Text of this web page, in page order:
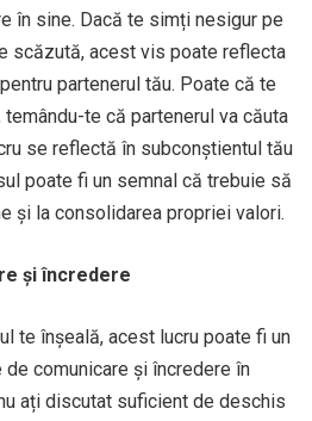
în sine. Dacă te simți nesigur pe
scăzută, acest vis poate reflecta
partenerul tău. Poate că te
te că partenerul va căuta
se reflectă în subconștientul tău
poate fi un semnal că trebuie să
și la consolidarea propriei valori.
și încredere
te înșeală, acest lucru poate fi un
comunicare și încredere în
ați discutat suficient de deschis